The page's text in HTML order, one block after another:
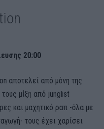
20:00
αποτελεί από μόνη της
μίξη από junglist
και μαχητικό ραπ -όλα με
τους έχει χαρίσει